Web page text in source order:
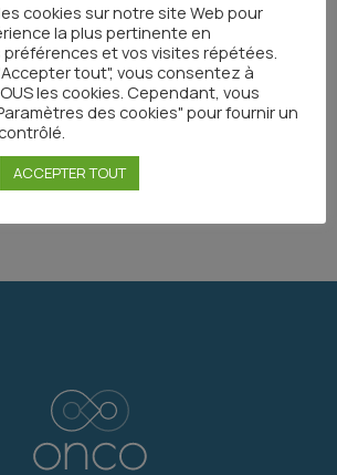
Toutes les actualités
cookies sur notre site Web pour
la plus pertinente en
préférences et vos visites répétées.
tout", vous consentez à
les cookies. Cependant, vous
des cookies" pour fournir un
ACCEPTER TOUT